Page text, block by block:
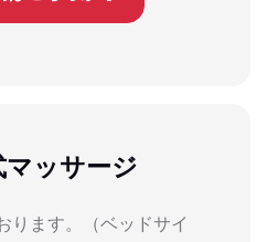
ッサージ
ります。（ベッドサイ